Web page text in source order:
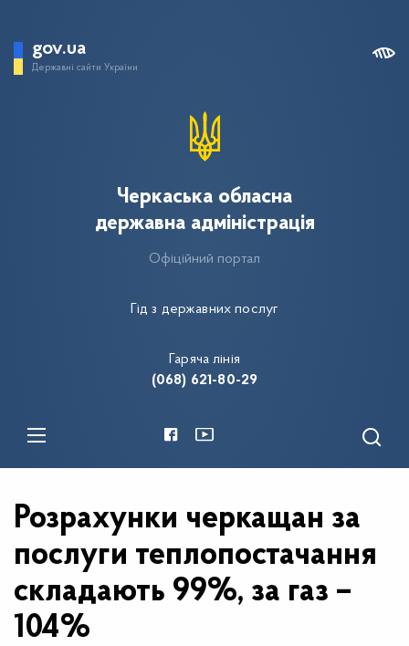
gov.ua
Державні сайти України
Гід з державних послуг
Черкаська обласна
державна адміністрація
Офіційний портал
Гаряча лінія
(068) 621-80-29
Розрахунки черкащан за
послуги теплопостачання
складають 99%, за газ –
104%